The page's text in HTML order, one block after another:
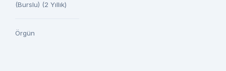
(Burslu) (2 Yıllık)
Örgün